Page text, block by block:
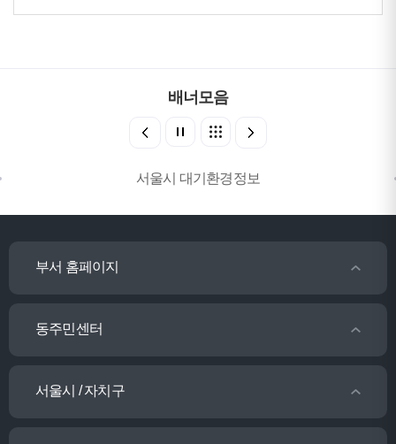
배너모음
서울시 대기환경정보
부서 홈페이지
동주민센터
서울시 / 자치구